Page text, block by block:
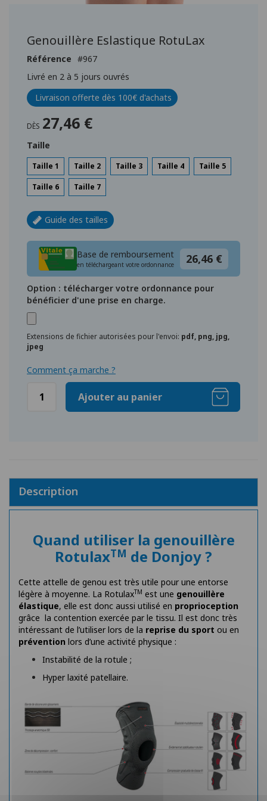
d’images
Genouillère Eslastique RotuLax
Référence
967
Livré en 2 à 5 jours ouvrés
Livraison offerte dès 100€ d'achats
DÈS 27,46 €
Taille
Taille 1 Taille 2 Taille 3 Taille 4 Taille 5
Taille 6 Taille 7
Guide des tailles
Base de remboursement
en téléchargeant votre ordonnance 26,46 €
Option : télécharger votre ordonnance pour
bénéficier d'une prise en charge.
Extensions de fichier autorisées pour l'envoi: pdf, png, jpg,
jpeg
Comment ça marche ?
Ajouter au panier
Description
Quand utiliser la genouillère
RotulaxTM de Donjoy ?
Cette attelle de genou est très utile pour une entorse
légère à moyenne. La RotulaxTM est une genouillère
élastique, elle est donc aussi utilisé en proprioception
grâce la contention exercée par le tissu. Il est donc très
intéressant de l’utiliser lors de la reprise du sport ou en
prévention lors d’une activité physique :
Instabilité de la rotule ;
Hyper laxité patellaire.